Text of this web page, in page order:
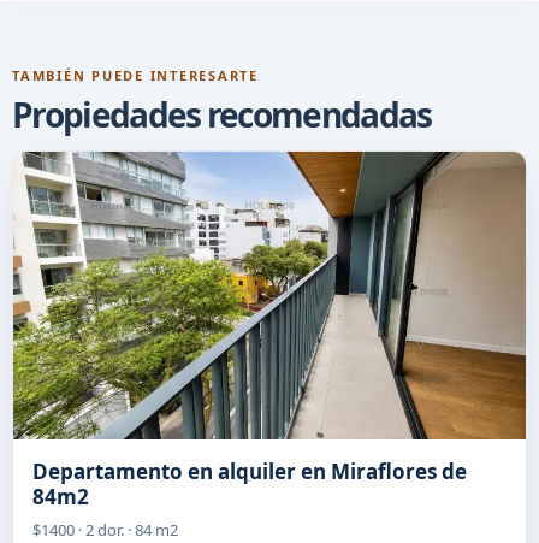
TAMBIÉN PUEDE INTERESARTE
Propiedades recomendadas
Departamento en alquiler en Miraflores de
84m2
$1400 · 2 dor. · 84 m2